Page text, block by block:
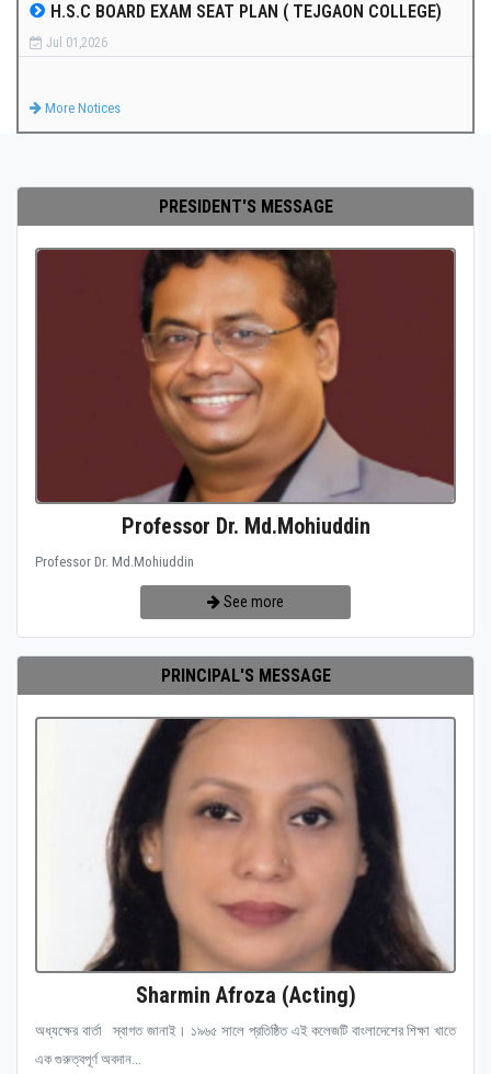
RESULTS
H.S.C BOARD EXAM SEAT PLAN ( TEJGAON COLLEGE)
Jul 01,2026
More Notices
PRESIDENT'S MESSAGE
Professor Dr. Md.Mohiuddin
Professor Dr. Md.Mohiuddin
See more
PRINCIPAL'S MESSAGE
Sharmin Afroza (Acting)
অধ্যক্ষের বার্তা স্বাগত জানাই। ১৯৬৫ সালে প্রতিষ্ঠিত এই কলেজটি বাংলাদেশের শিক্ষা খাতে
এক গুরুত্বপূর্ণ অবদান...